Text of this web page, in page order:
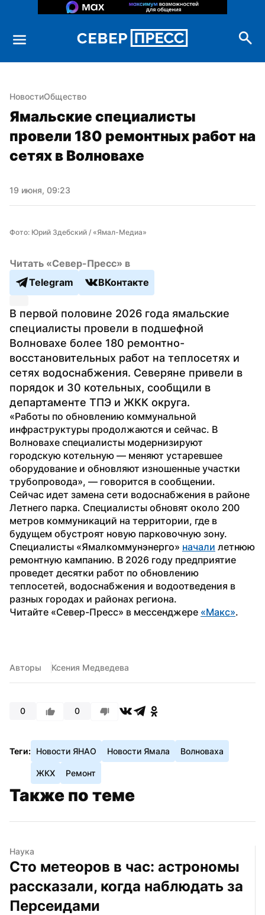
НовостиОбщество
Ямальские специалисты
провели 180 ремонтных работ на
сетях в Волновахе
19 июня, 09:23
Фото: Юрий Здебский / «Ямал-Медиа»
Читать «Север-Пресс» в
Telegram
ВКонтакте
В первой половине 2026 года ямальские
специалисты провели в подшефной
Волновахе более 180 ремонтно-
восстановительных работ на теплосетях и
сетях водоснабжения. Северяне привели в
порядок и 30 котельных, сообщили в
департаменте ТПЭ и ЖКК округа.
«Работы по обновлению коммунальной
инфраструктуры продолжаются и сейчас. В
Волновахе специалисты модернизируют
городскую котельную — меняют устаревшее
оборудование и обновляют изношенные участки
трубопровода», — говорится в сообщении.
Сейчас идет замена сети водоснабжения в районе
Летнего парка. Специалисты обновят около 200
метров коммуникаций на территории, где в
будущем обустроят новую парковочную зону.
Специалисты «Ямалкоммунэнерго» начали летнюю
ремонтную кампанию. В 2026 году предприятие
проведет десятки работ по обновлению
теплосетей, водоснабжения и водоотведения в
разных городах и районах региона.
Читайте «Север-Пресс» в мессенджере «Макс».
Авторы Ксения Медведева
0 0
Теги: Новости ЯНАО Новости Ямала Волноваха
ЖКХ Ремонт
Также по теме
Наука
Сто метеоров в час: астрономы
рассказали, когда наблюдать за
Персеидами